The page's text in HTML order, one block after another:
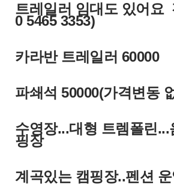
트레일러 임대도 있어요
0 5465 3353)
카라반 트레일러 60000
파쇄석 50000(가격변동
수영장...대형 트렘폴린...
핑장
계곡있는 캠핑장..펜션